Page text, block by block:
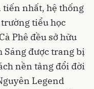
tiến nhất, hệ thống
tiểu học
Phê đều sở hữu
được trang bị
nền tảng đổi đời
Legend